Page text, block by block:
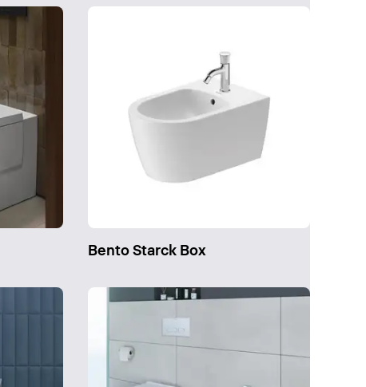
Bento Starck Box